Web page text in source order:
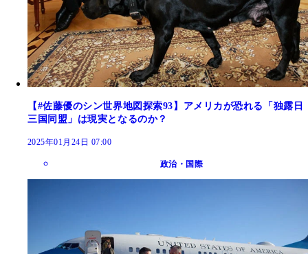
【#佐藤優のシン世界地図探索93】アメリカが恐れる「独露日
三国同盟」は現実となるのか？
2025年01月24日 07:00
政治・国際